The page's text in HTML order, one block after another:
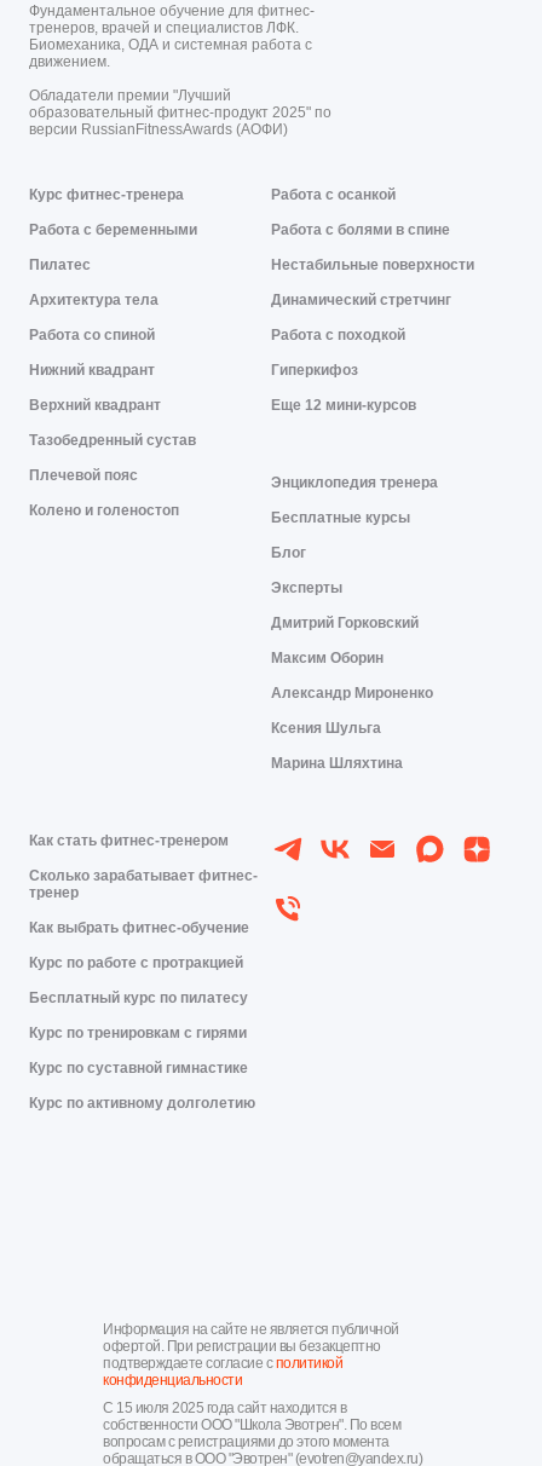
Фундаментальное обучение для фитнес-
тренеров, врачей и специалистов ЛФК.
Биомеханика, ОДА и системная работа с
движением.
Обладатели премии "Лучший
образовательный фитнес-продукт 2025" по
версии RussianFitnessAwards (АОФИ)
Курс фитнес-тренера
Работа с беременными
Пилатес
Архитектура тела
Работа со спиной
Нижний квадрант
Верхний квадрант
Тазобедренный сустав
Плечевой пояс
Колено и голеностоп
Работа с осанкой
Работа с болями в спине
Нестабильные поверхности
Динамический стретчинг
Работа с походкой
Гиперкифоз
Еще 12 мини-курсов
Энциклопедия тренера
Бесплатные курсы
Блог
Эксперты
Дмитрий Горковский
Максим Оборин
Александр Мироненко
Ксения Шульга
Марина Шляхтина
Как стать фитнес-тренером
Сколько зарабатывает фитнес-
тренер
Как выбрать фитнес-обучение
Курс по работе с протракцией
Бесплатный курс по пилатесу
Курс по тренировкам с гирями
Курс по суставной гимнастике
Курс по активному долголетию
Информация на сайте не является публичной
офертой. При регистрации вы безакцептно
подтверждаете согласие сполитикой
конфиденциальности
С 15 июля 2025 года сайт находится в
собственности ООО "Школа Эвотрен". По всем
вопросам с регистрациями до этого момента
обращаться в ООО "Эвотрен" (evotren@yandex.ru)